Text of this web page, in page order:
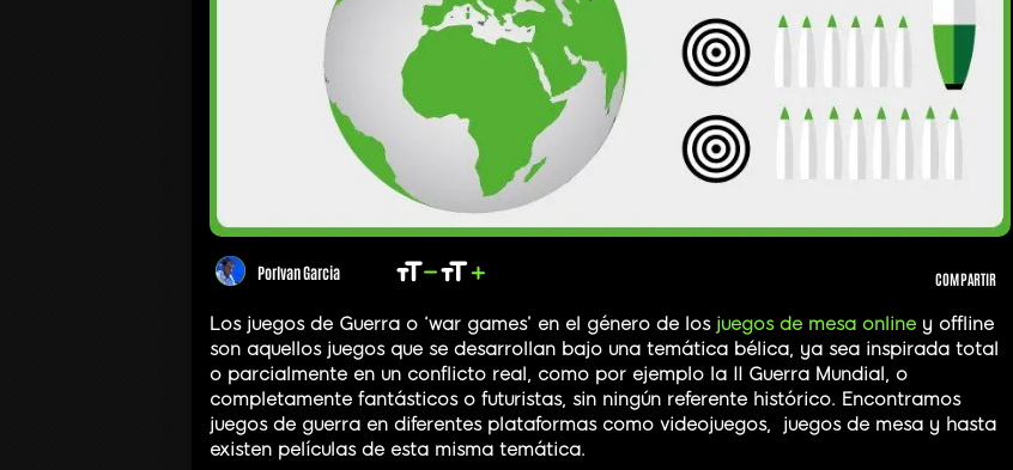
PorIvan Garcia COMPARTIR
Los juegos de Guerra o ‘war games’ en el género de los juegos de mesa onliney offline
son aquellos juegos que se desarrollan bajo una temática bélica, ya sea inspirada total
o parcialmente en un conflicto real, como por ejemplo la II Guerra Mundial, o
completamente fantásticos o futuristas, sin ningún referente histórico. Encontramos
juegos de guerra en diferentes plataformas como videojuegos, juegos de mesa y hasta
existen películas de esta misma temática.